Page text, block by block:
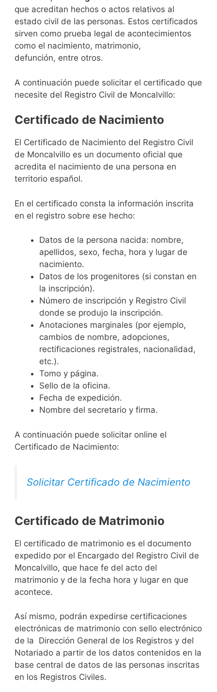
que acreditan hechos o actos relativos al
estado civil de las personas. Estos certificados
sirven como prueba legal de acontecimientos
como el nacimiento, matrimonio,
defunción, entre otros.
A continuación puede solicitar el certificado que
necesite del Registro Civil de Moncalvillo:
Certificado de Nacimiento
El Certificado de Nacimiento del Registro Civil
de Moncalvillo es un documento oficial que
acredita el nacimiento de una persona en
territorio español.
En el certificado consta la información inscrita
en el registro sobre ese hecho:
Datos de la persona nacida: nombre,
apellidos, sexo, fecha, hora y lugar de
nacimiento.
Datos de los progenitores (si constan en
la inscripción).
Número de inscripción y Registro Civil
donde se produjo la inscripción.
Anotaciones marginales (por ejemplo,
cambios de nombre, adopciones,
rectificaciones registrales, nacionalidad,
etc.).
Tomo y página.
Sello de la oficina.
Fecha de expedición.
Nombre del secretario y firma.
A continuación puede solicitar online el
Certificado de Nacimiento:
Solicitar Certificado de Nacimiento
Certificado de Matrimonio
El certificado de matrimonio es el documento
expedido por el Encargado del Registro Civil de
Moncalvillo, que hace fe del acto del
matrimonio y de la fecha hora y lugar en que
acontece.
Así mismo, podrán expedirse certificaciones
electrónicas de matrimonio con sello electrónico
de la Dirección General de los Registros y del
Notariado a partir de los datos contenidos en la
base central de datos de las personas inscritas
en los Registros Civiles.